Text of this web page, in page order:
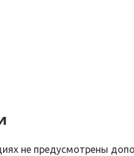
не предусмотрены